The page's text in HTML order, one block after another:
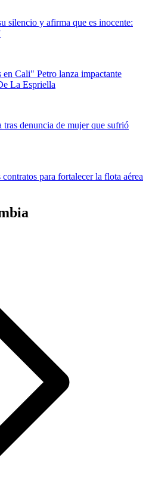
silencio y afirma que es inocente:
Cali" Petro lanza impactante
La Espriella
tras denuncia de mujer que sufrió
para fortalecer la flota aérea